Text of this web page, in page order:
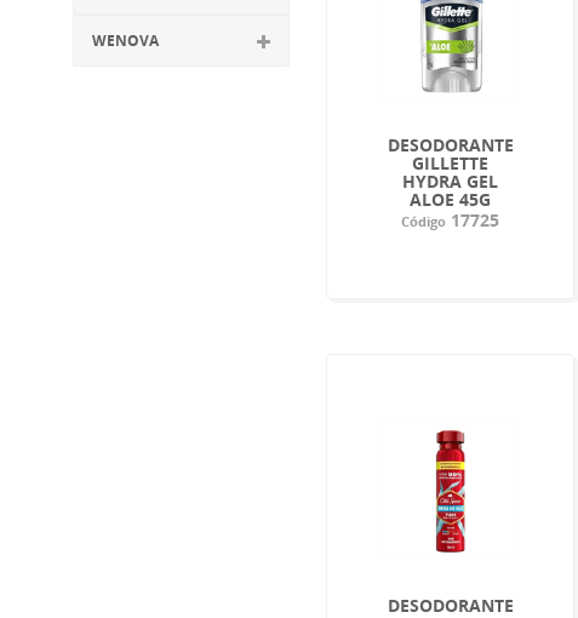
WENOVA
DESODORANTE
GILLETTE
HYDRA GEL
ALOE 45G
Código 17725
DESODORANTE